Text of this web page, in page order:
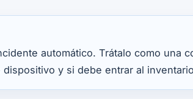
automático. Trátalo como una
y si debe entrar al